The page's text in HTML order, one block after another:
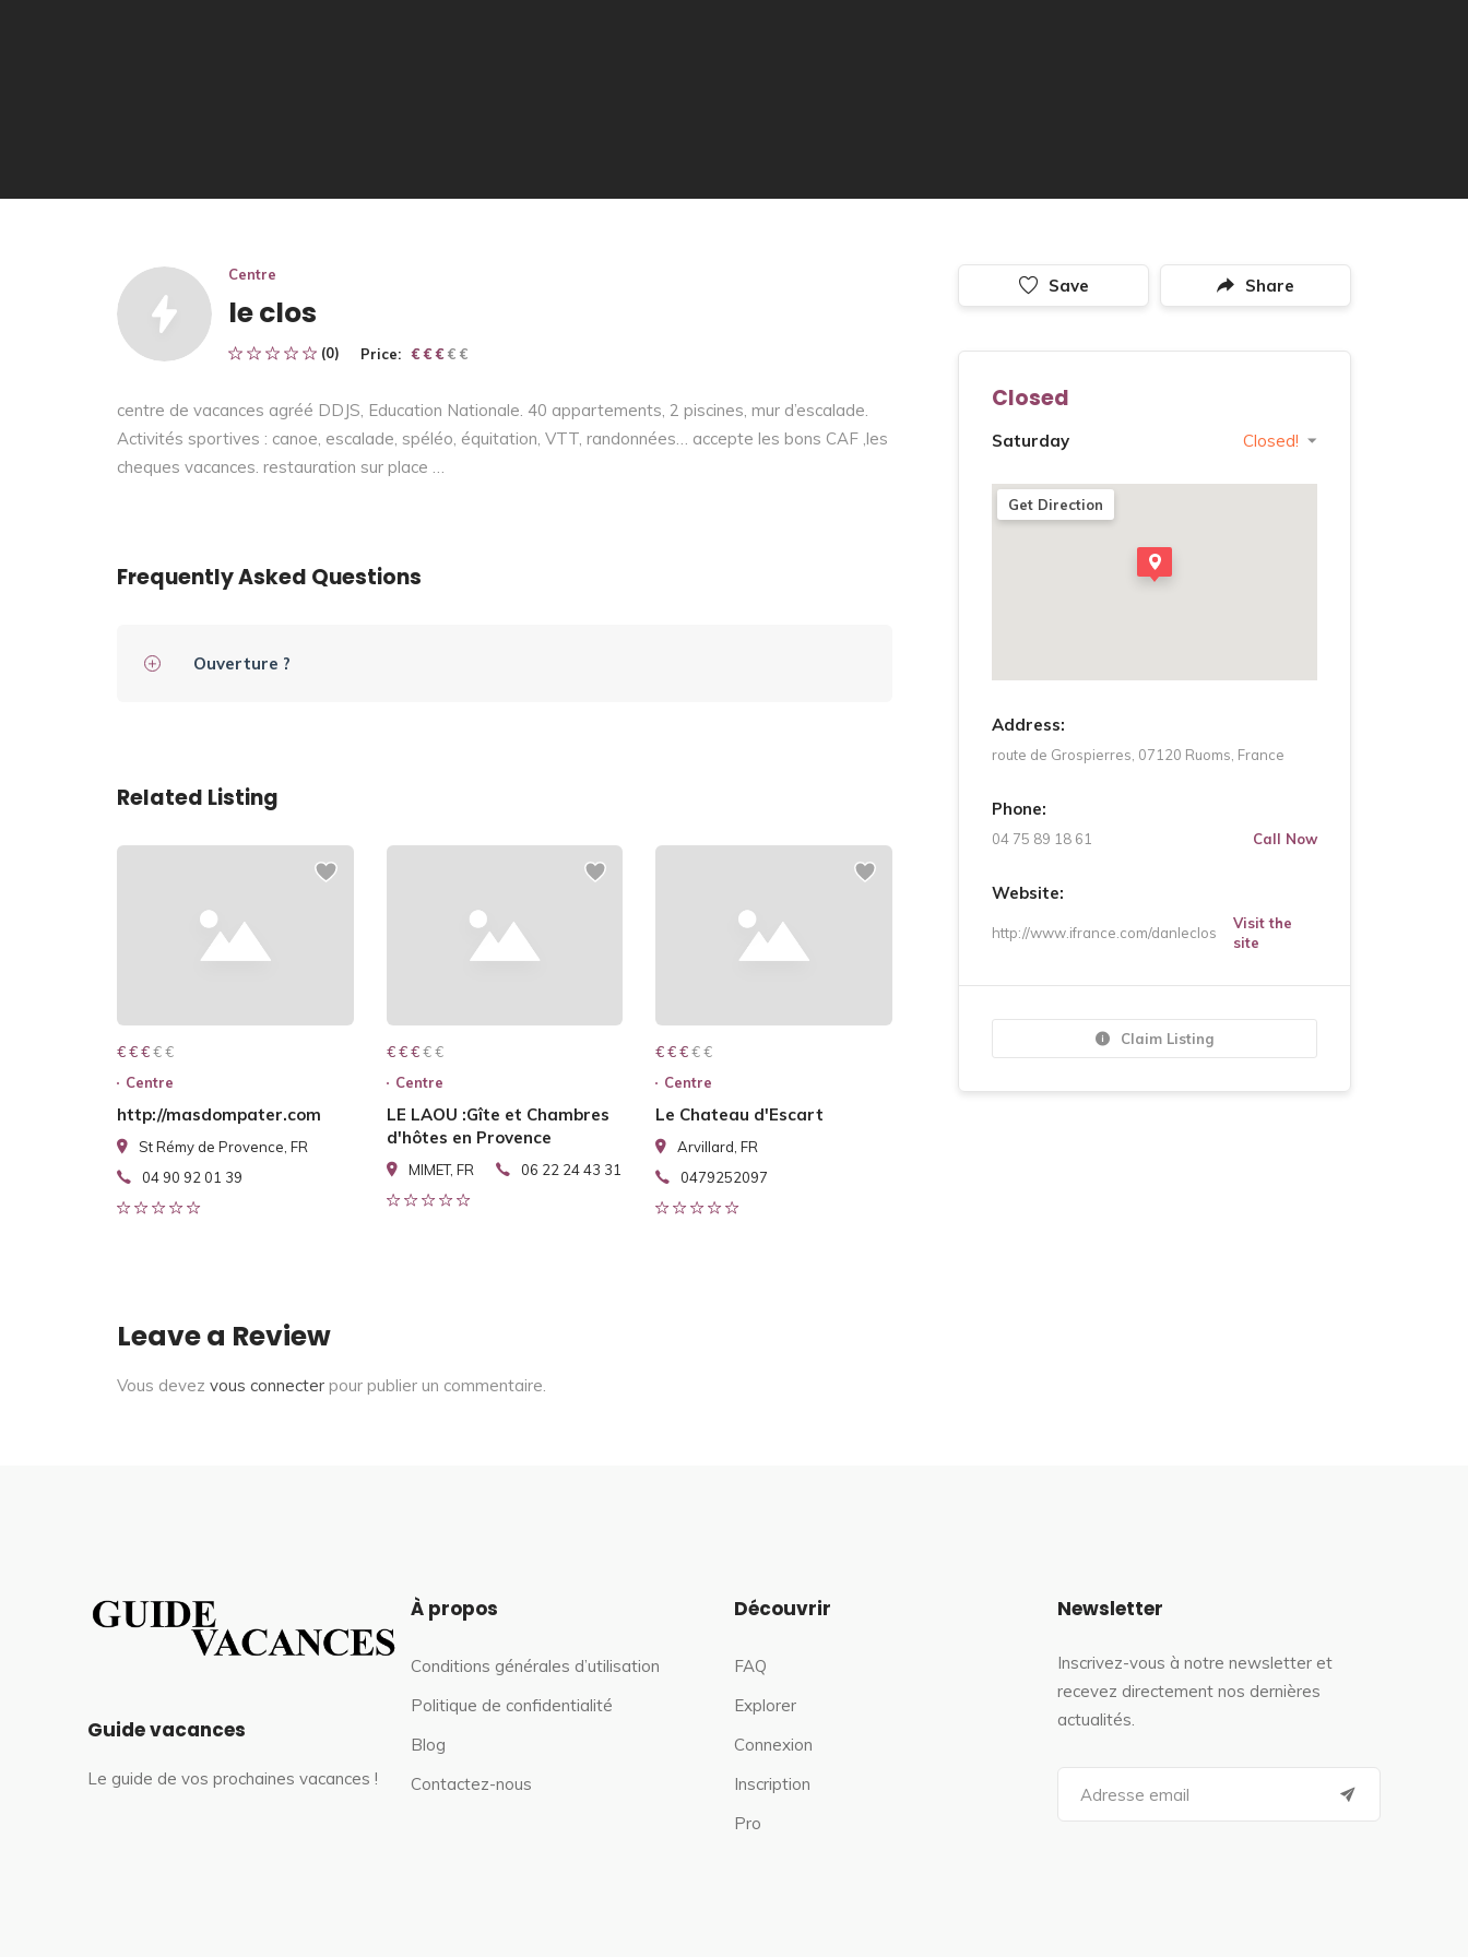
Centre
le clos
(0) Price: € € € € €
€ € €
centre de vacances agréé DDJS, Education Nationale. 40 appartements, 2 piscines, mur d’escalade.
Activités sportives : canoe, escalade, spéléo, équitation, VTT, randonnées… accepte les bons CAF ,les
cheques vacances. restauration sur place …
Frequently Asked Questions
Ouverture ?
Related Listing
€ € € € €
€ € €
Centre
http://masdompater.com
St Rémy de Provence, FR
04 90 92 01 39
€ € € € €
€ € €
Centre
LE LAOU :Gîte et Chambres
d'hôtes en Provence
MIMET, FR 06 22 24 43 31
€ € € € €
€ € €
Centre
Le Chateau d'Escart
Arvillard, FR
0479252097
Leave a Review
Vous devez vous connecter pour publier un commentaire.
Save Share
Closed
Saturday Closed!
Get Direction
Address:
route de Grospierres, 07120 Ruoms, France
Phone:
04 75 89 18 61 Call Now
Website:
http://www.ifrance.com/danleclos
Visit the
site
Claim Listing
Guide vacances
Le guide de vos prochaines vacances !
À propos
Conditions générales d’utilisation
Politique de confidentialité
Blog
Contactez-nous
Découvrir
FAQ
Explorer
Connexion
Inscription
Pro
Newsletter
Inscrivez-vous à notre newsletter et
recevez directement nos dernières
actualités.
a